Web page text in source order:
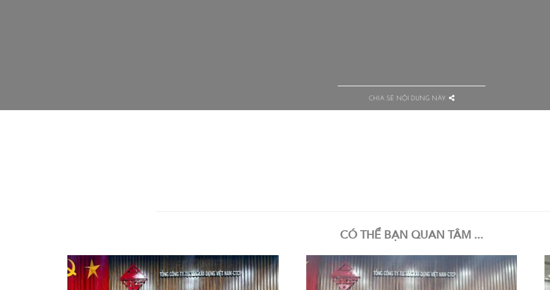
CHIA SẺ NỘI DUNG NÀY
CÓ THỂ BẠN QUAN TÂM ...